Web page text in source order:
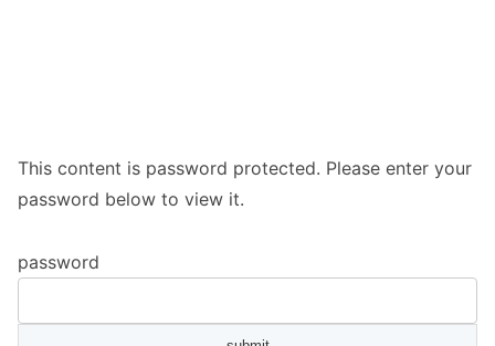
This content is password protected. Please enter your
password below to view it.
password